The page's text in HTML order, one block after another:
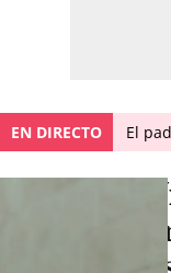
EN DIRECTO El